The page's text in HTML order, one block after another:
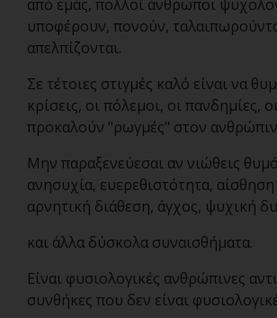
από εμάς, πολλοί άνθρωποι
υποφέρουν, πονούν,
απελπίζονται.
Σε τέτοιες στιγμές καλό είναι να
κρίσεις, οι πόλεμοι, οι πανδημίες,
προκαλούν "ρωγμές" στον
Μην παραξενεύεσαι αν νιώθεις
ανησυχία, ευερεθιστότητα,
αρνητική διάθεση, άγχος, ψυχική
και άλλα δύσκολα συναισθήματα.
Είναι φυσιολογικές ανθρώπινες
συνθήκες που δεν είναι